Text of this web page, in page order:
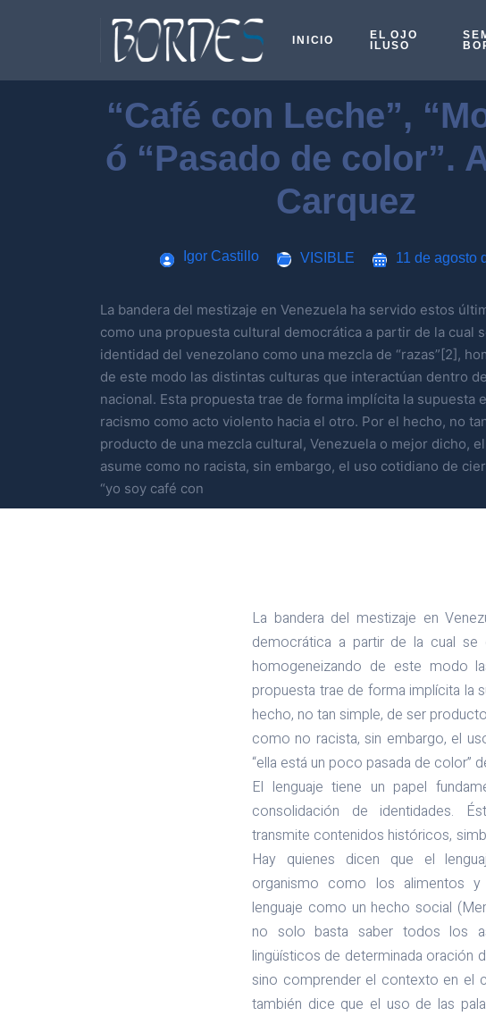
INICIO
EL OJO
ILUSO
“Café con Leche”,
ó “Pasado de color”.
Carquez
Igor Castillo VISIBLE 11 de agosto
La bandera del mestizaje en Venezuela ha servido estos
como una propuesta cultural democrática a partir de la cual
identidad del venezolano como una mezcla de “razas”[2],
de este modo las distintas culturas que interactúan dentro
nacional. Esta propuesta trae de forma implícita la supuesta
racismo como acto violento hacia el otro. Por el hecho, no
producto de una mezcla cultural, Venezuela o mejor dicho,
asume como no racista, sin embargo, el uso cotidiano de
“yo soy café con
La bandera del mestizaje en
democrática a partir de la cual se
homogeneizando de este modo
propuesta trae de forma implícita la
hecho, no tan simple, de ser
como no racista, sin embargo, el
“ella está un poco pasada de color”
El lenguaje tiene un papel
consolidación de identidades.
transmite contenidos históricos,
Hay quienes dicen que el
organismo como los alimentos
lenguaje como un hecho social
no solo basta saber todos los
lingüísticos de determinada oración
sino comprender el contexto en el
también dice que el uso de las